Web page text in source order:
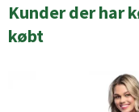
Kunder der har
købt